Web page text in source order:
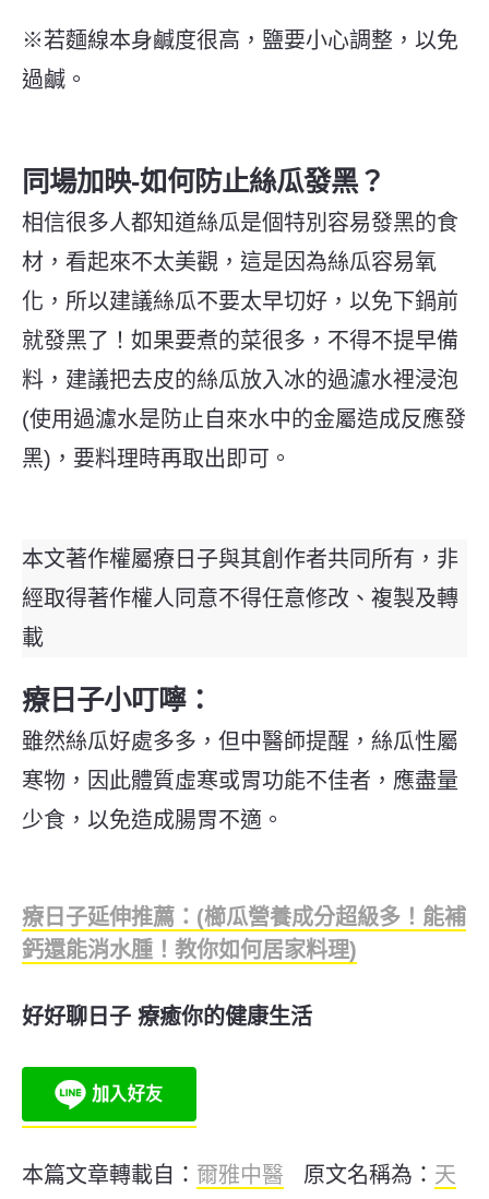
※若麵線本身鹹度很高，鹽要小心調整，以免
過鹹。
同場加映-如何防止絲瓜發黑？
相信很多人都知道絲瓜是個特別容易發黑的食
材，看起來不太美觀，這是因為絲瓜容易氧
化，所以建議絲瓜不要太早切好，以免下鍋前
就發黑了！如果要煮的菜很多，不得不提早備
料，建議把去皮的絲瓜放入冰的過濾水裡浸泡
(使用過濾水是防止自來水中的金屬造成反應發
黑)，要料理時再取出即可。
本文著作權屬療日子與其創作者共同所有，非
經取得著作權人同意不得任意修改、複製及轉
載
療日子小叮嚀：
雖然絲瓜好處多多，但中醫師提醒，絲瓜性屬
寒物，因此體質虛寒或胃功能不佳者，應盡量
少食，以免造成腸胃不適。
療日子延伸推薦：(櫛瓜營養成分超級多！能補
鈣還能消水腫！教你如何居家料理)
好好聊日子 療癒你的健康生活
本篇文章轉載自： 爾雅中醫 原文名稱為： 天